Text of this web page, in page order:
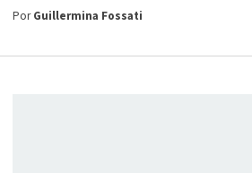
PorGuillermina Fossati